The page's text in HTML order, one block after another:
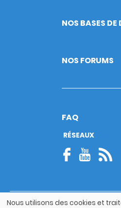
NOS BASES DE
NOS FORUMS
FAQ
RÉSEAUX
©
Nous utilisons des cookies et